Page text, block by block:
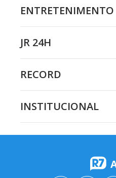
ENTRETENIMENTO
JR 24H
RECORD
INSTITUCIONAL